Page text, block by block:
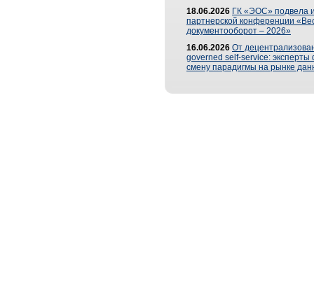
18.06.2026 ГК «ЭОС» подвела
партнерской конференции
документооборот – 2026»
16.06.2026 От
governed self-service: эксперты
смену парадигмы на рынке